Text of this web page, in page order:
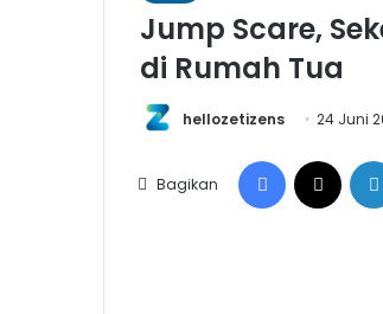
Jump Scare,
di Rumah Tua
hellozetizens 24 Juni
Bagikan
Facebook